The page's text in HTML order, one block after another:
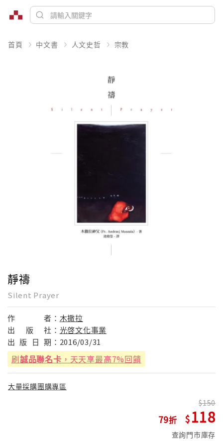
首頁 中文書 人文史哲 宗教
靜禱
Silent Prayer
作 者： 木撒拉
出
版 社： 光啓文化事業
出 版 日 期： 2016/03/31
刷誠品聯名卡 ，天天享最高7%回饋
大量採購團購專區
79
150
118
查詢門市庫存